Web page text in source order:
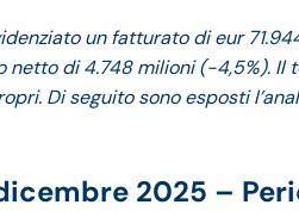
un fatturato di eur
netto di 4.748 milioni (-4,5%).
Di seguito sono esposti
2025 –